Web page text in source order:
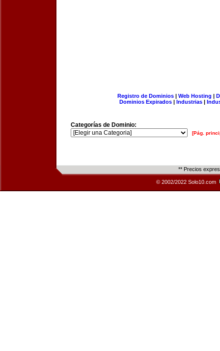
Registro de Dominios| Web Hosting |
Dominios Expirados | Industrias |
Categorías de Dominio:
[Pág.
** Precios
© 2002/2022 Solo10.com